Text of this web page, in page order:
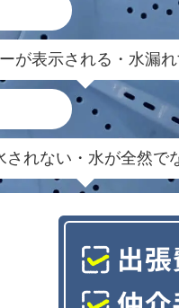
が表示される・水漏
されない・水が全然で